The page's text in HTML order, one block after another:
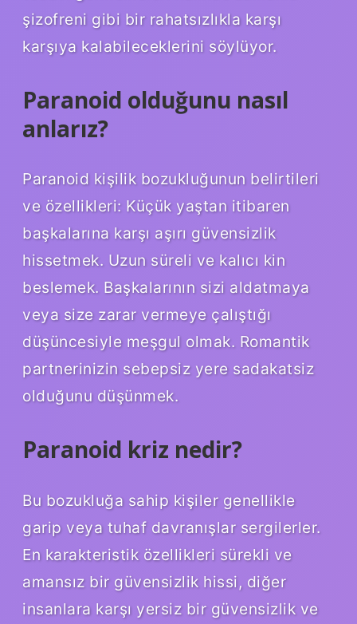
şizofreni gibi bir rahatsızlıkla karşı
karşıya kalabileceklerini söylüyor.
Paranoid olduğunu nasıl
anlarız?
Paranoid kişilik bozukluğunun belirtileri
ve özellikleri: Küçük yaştan itibaren
başkalarına karşı aşırı güvensizlik
hissetmek. Uzun süreli ve kalıcı kin
beslemek. Başkalarının sizi aldatmaya
veya size zarar vermeye çalıştığı
düşüncesiyle meşgul olmak. Romantik
partnerinizin sebepsiz yere sadakatsiz
olduğunu düşünmek.
Paranoid kriz nedir?
Bu bozukluğa sahip kişiler genellikle
garip veya tuhaf davranışlar sergilerler.
En karakteristik özellikleri sürekli ve
amansız bir güvensizlik hissi, diğer
insanlara karşı yersiz bir güvensizlik ve